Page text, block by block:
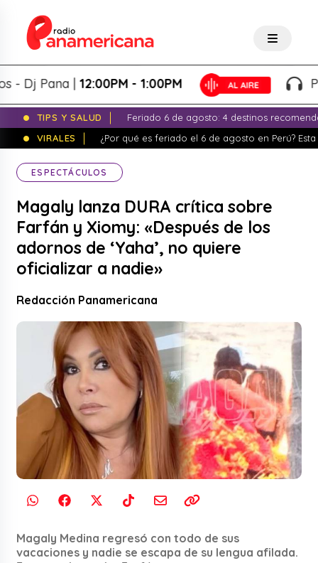
Pana |12:00PM - 1:00PM
TIPS Y SALUD
Feriado 6 de agosto: 4 destinos
VIRALES
¿Por qué es feriado el 6 de agosto en Perú?
ESPECTÁCULOS
Magaly lanza DURA crítica sobre
Farfán y Xiomy: «Después de los
adornos de ‘Yaha’, no quiere
oficializar a nadie»
Redacción Panamericana
Magaly Medina regresó con todo de sus
vacaciones y nadie se escapa de su lengua afilada.